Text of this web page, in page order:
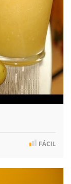
FÁCIL